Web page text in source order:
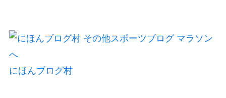
にほんブログ村